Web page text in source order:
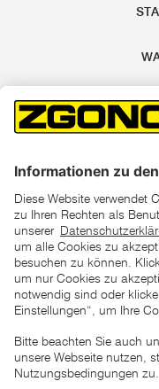
*der "statt"-Preis ist
Tagen
unter den